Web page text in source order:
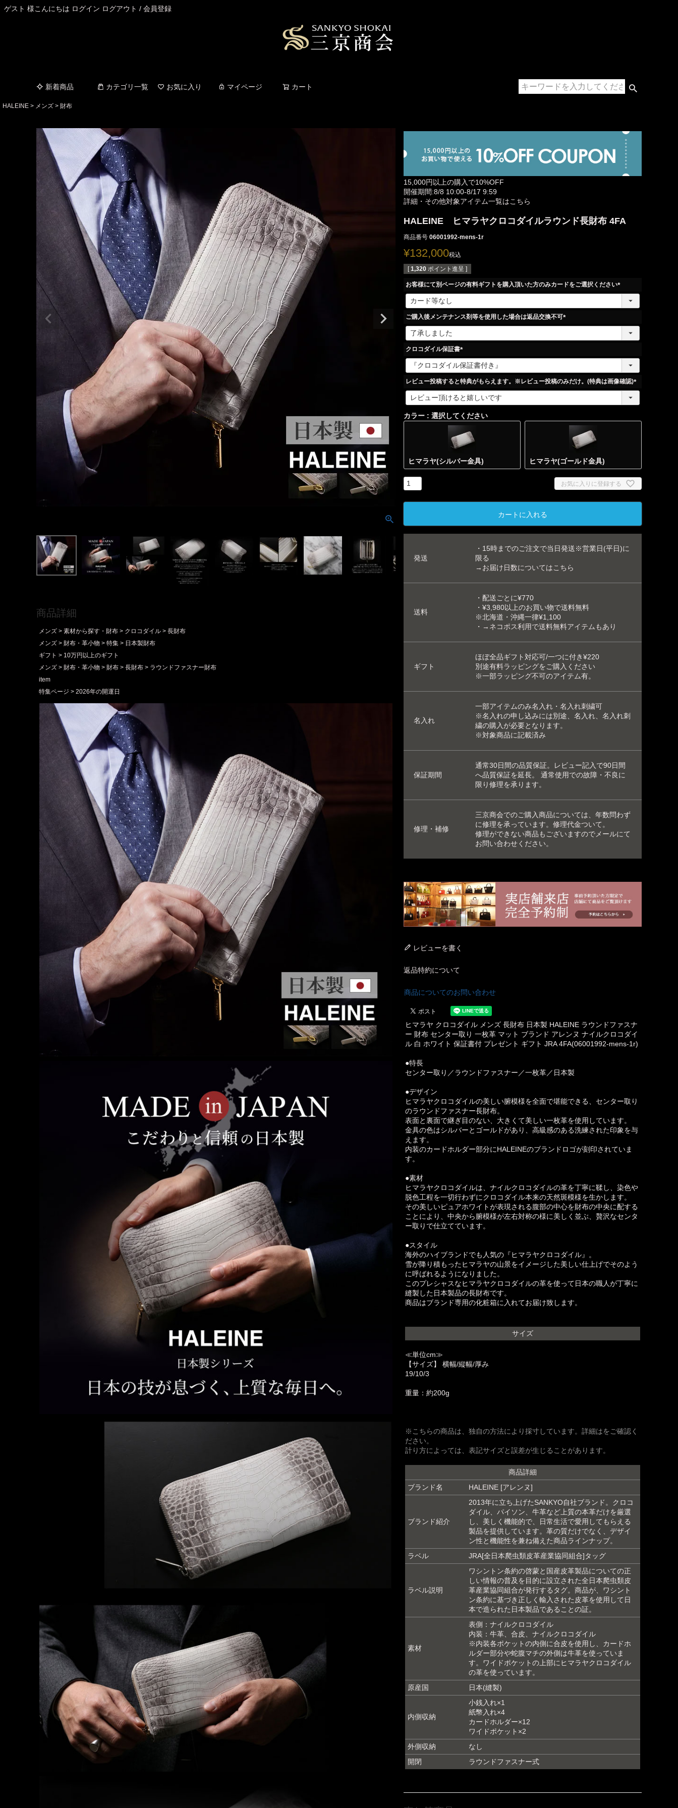
ゲスト 様こんにちは ログイン ログアウト / 会員登録
新着商品 カテゴリ一覧 お気に入り マイページ カート
HALEINE メンズ 財布
商品詳細
メンズ 素材から探す・財布 クロコダイル
長財布
メンズ
財布・革小物 特集
日本製財布
ギフト
10万円以上のギフト
メンズ
財布・革小物 財布 長財布
ラウンドファスナー財布
item
特集ページ
2026年の開運日
15,000円以上の購入で10%OFF
開催期間:8/8 10:00-8/17 9:59
詳細・その他対象アイテム一覧はこちら
HALEINE ヒマラヤクロコダイルラウンド長財布 4FA
商品番号 06001992-mens-1r
¥132,000税込
[ 1,320 ポイント進呈 ]
お客様にて別ページの有料ギフトを購入頂いた方のみカードをご選択ください
(
ご購入後メンテナンス剤等を使用した場合は返品交換不可
(
クロコダイル保証書
(
必
須
レビュー投稿すると特典がもらえます。※レビュー投稿のみだけ。(特典は画像確認)
(
)
カラー 選択してください
ヒマラヤ(シルバー金具) ヒマラヤ(ゴールド金具)
お気に入りに登録する
カートに入れる
発送
・15時までのご注文で当日発送※営業日(平日)に
限る
→お届け日数についてはこちら
送料
・配送ごとに¥770
・¥3,980以上のお買い物で送料無料
※北海道・沖縄一律¥1,100
・ →ネコポス利用で送料無料アイテムもあり
ギフト
ほぼ全品ギフト対応可/一つに付き¥220
別途有料ラッピングをご購入ください
※一部ラッピング不可のアイテム有。
名入れ
一部アイテムのみ名入れ ・ 名入れ刺繍可
※名入れの申し込みには別途、名入れ、名入れ刺
繍の購入が必要となります。
※対象商品に記載済み
保証期間
通常30日間の品質保証。レビュー記入で90日間
へ品質保証を延長。 通常使用での故障・不良に
限り修理を承ります。
修理・補修
三京商会でのご購入商品については、年数問わず
に修理を承っています。 修理代金ついて。
修理ができない商品もございますのでメールにて
お問い合わせください。
レビューを書く
返品特約について
商品についてのお問い合わせ
ヒマラヤ クロコダイル メンズ 長財布 日本製 HALEINE ラウンドファスナ
ー 財布 センター取り 一枚革 マット ブランド アレンヌ ナイルクロコダイ
ル 白 ホワイト 保証書付 プレゼント ギフト JRA 4FA(06001992-mens-1r)
●特長
センター取り／ラウンドファスナー／一枚革／日本製
●デザイン
ヒマラヤクロコダイルの美しい腑模様を全面で堪能できる、センター取り
のラウンドファスナー長財布。
表面と裏面で継ぎ目のない、大きくて美しい一枚革を使用しています。
金具の色はシルバーとゴールドがあり、高級感のある洗練された印象を与
えます。
内装のカードホルダー部分にHALEINEのブランドロゴが刻印されていま
す。
●素材
ヒマラヤクロコダイルは、ナイルクロコダイルの革を丁寧に鞣し、染色や
脱色工程を一切行わずにクロコダイル本来の天然斑模様を生かします。
その美しいピュアホワイトが表現される腹部の中心を財布の中央に配する
ことにより、中央から腑模様が左右対称の様に美しく並ぶ、贅沢なセンタ
ー取りで仕立てています。
●スタイル
海外のハイブランドでも人気の『ヒマラヤクロコダイル』。
雪が降り積もったヒマラヤの山景をイメージした美しい仕上げでそのよう
に呼ばれるようになりました。
このプレシャスなヒマラヤクロコダイルの革を使って日本の職人が丁寧に
縫製した日本製品の長財布です。
商品はブランド専用の化粧箱に入れてお届け致します。
サイズ
≪単位cm≫
【サイズ】 横幅/縦幅/厚み
19/10/3
重量：約200g
※こちらの商品は、独自の方法により採寸しています。詳細はをご確認く
ださい。
計り方によっては、表記サイズと誤差が生じることがあります。
商品詳細
ブランド名
HALEINE [アレンヌ]
ブランド紹介
2013年に立ち上げたSANKYO自社ブランド。クロコ
ダイル、パイソン、牛革など上質の本革だけを厳選
し、美しく機能的で、日常生活で愛用してもらえる
製品を提供しています。革の質だけでなく、デザイ
ン性と機能性を兼ね備えた商品ラインナップ。
ラベル
JRA[全日本爬虫類皮革産業協同組合]タッグ
ラベル説明
ワシントン条約の啓蒙と国産皮革製品についての正
しい情報の普及を目的に設立された全日本爬虫類皮
革産業協同組合が発行するタグ。商品が、ワシント
ン条約に基づき正しく輸入された皮革を使用して日
本で造られた日本製品であることの証。
素材
表側：ナイルクロコダイル
内装：牛革、合皮、ナイルクロコダイル
※内装各ポケットの内側に合皮を使用し、カードホ
ルダー部分や蛇腹マチの外側は牛革を使っていま
す。ワイドポケットの上部にヒマラヤクロコダイル
の革を使っています。
原産国
日本(縫製)
内側収納
小銭入れ×1
紙幣入れ×4
カードホルダー×12
ワイドポケット×2
外側収納
なし
開閉
ラウンドファスナー式